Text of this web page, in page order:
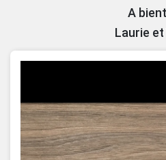
A
Laurie et